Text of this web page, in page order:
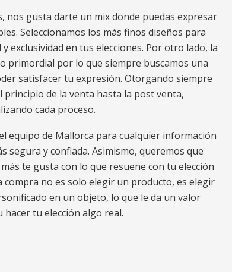
nos gusta darte un mix donde puedas expresar
Seleccionamos los más finos diseños para
exclusividad en tus elecciones. Por otro lado, la
primordial por lo que siempre buscamos una
satisfacer tu expresión. Otorgando siempre
principio de la venta hasta la post venta,
cada proceso.
equipo de Mallorca para cualquier información
segura y confiada. Asimismo, queremos que
te gusta con lo que resuene con tu elección
compra no es solo elegir un producto, es elegir
en un objeto, lo que le da un valor
hacer tu elección algo real.